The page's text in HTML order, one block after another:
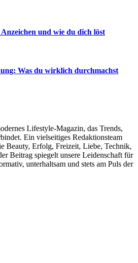
und wie du dich löst
Was du wirklich durchmachst
Lifestyle-Magazin, das Trends,
Ein vielseitiges Redaktionsteam
Beauty, Erfolg, Freizeit, Liebe, Technik,
Beitrag spiegelt unsere Leidenschaft für
unterhaltsam und stets am Puls der